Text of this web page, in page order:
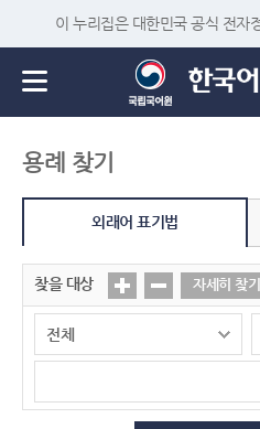
이 누리집은 대한민국 공식 전자
용례 찾기
외래어 표기법
찾을 대상 자세히 찾